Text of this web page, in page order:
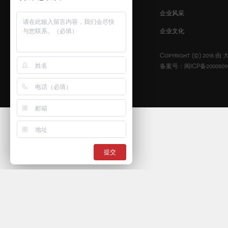
扫描二维码
企业风采
企业文化
Copyright (©) 2018 由
备案号：闽ICP备
提交